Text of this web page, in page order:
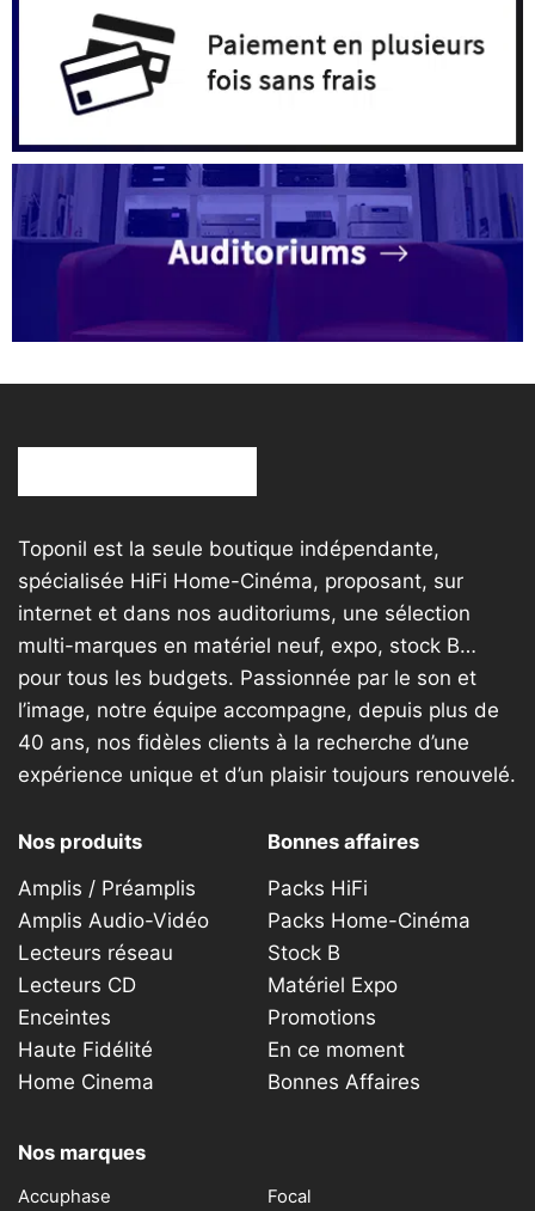
Toponil est la seule boutique indépendante,
spécialisée HiFi Home-Cinéma, proposant, sur
internet et dans nos auditoriums, une sélection
multi-marques en matériel neuf, expo, stock B…
pour tous les budgets. Passionnée par le son et
l’image, notre équipe accompagne, depuis plus de
40 ans, nos fidèles clients à la recherche d’une
expérience unique et d’un plaisir toujours renouvelé.
Nos produits
Amplis / Préamplis
Amplis Audio-Vidéo
Lecteurs réseau
Lecteurs CD
Enceintes
Haute Fidélité
Home Cinema
Bonnes affaires
Packs HiFi
Packs Home-Cinéma
Stock B
Matériel Expo
Promotions
En ce moment
Bonnes Affaires
Nos marques
Accuphase
Focal